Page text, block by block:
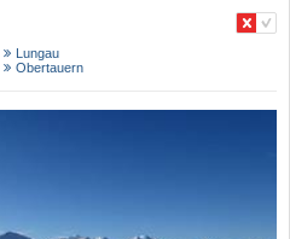
Lungau
Obertauern